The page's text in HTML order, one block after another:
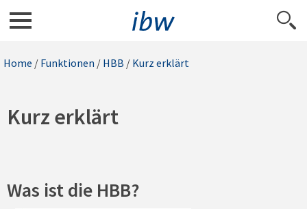
Home / Funktionen / HBB / Kurz erklärt
Kurz erklärt
Was ist die HBB?